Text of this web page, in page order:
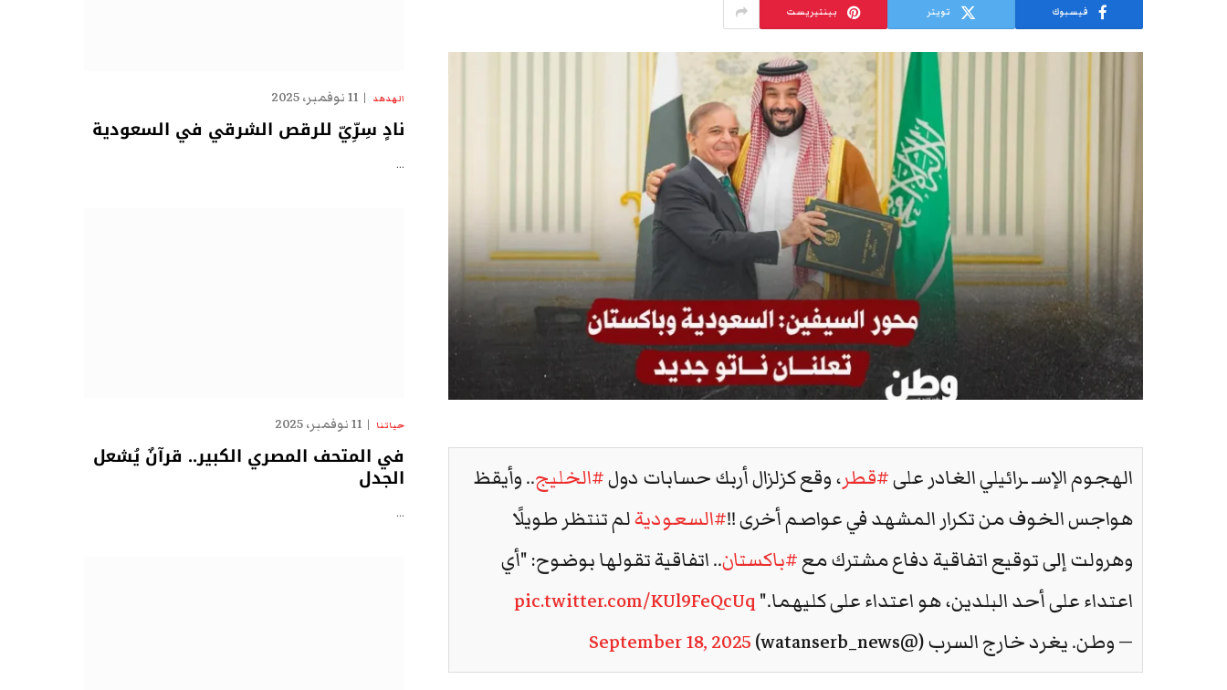
فيسبوك تويتر بينتيريست
الهجوم الإسـ ـرائيلي الغادر على#قطر، وقع كزلزال أربك حسابات دول#الخليج.. وأيقظ
هواجس الخوف من تكرار المشهد في عواصم أخرى !!#السعوديةلم تنتظر طويلًا
وهرولت إلى توقيع اتفاقية دفاع مشترك مع#باكستان.. اتفاقية تقولها بوضوح: "أي
اعتداء على أحد البلدين، هو اعتداء على كليهما." pic.twitter.com/KUl9FeQcUq
— وطن. يغرد خارج السرب (@watanserb_news)
September 18, 2025
الهدهد 11 نوفمبر، 2025
نادٍ سِرِّيّ للرقص الشرقي في السعودية
…
حياتنا 11 نوفمبر، 2025
في المتحف المصري الكبير.. قرآنٌ يُشعل
الجدل
…